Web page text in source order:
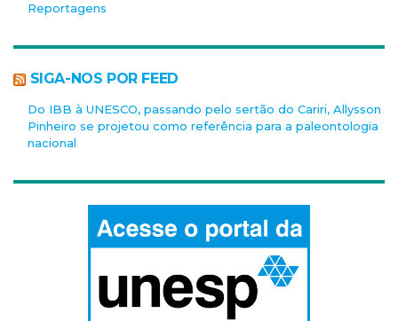
Reportagens
SIGA-NOS POR FEED
Do IBB à UNESCO, passando pelo sertão do Cariri, Allysson
Pinheiro se projetou como referência para a paleontologia
nacional